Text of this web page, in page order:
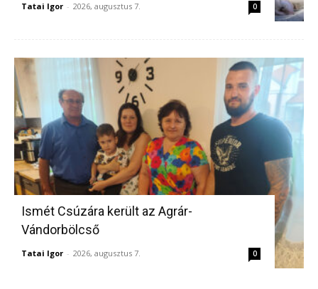
Tatai Igor - 2026, augusztus 7. 0
Ismét Csúzára került az Agrár-
Vándorbölcső
Tatai Igor - 2026, augusztus 7. 0